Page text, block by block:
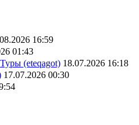
16:59
01:43
Туры (eteqagot) 18.07.2026 16:18
17.07.2026 00:30